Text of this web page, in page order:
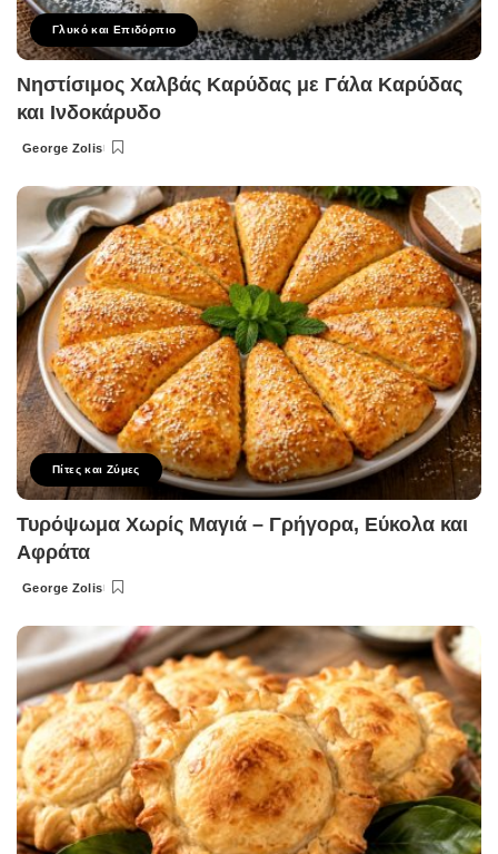
Γλυκό και Επιδόρπιο
Νηστίσιμος Χαλβάς Καρύδας με Γάλα Καρύδας
και Ινδοκάρυδο
Posted
George Zolis
Πίτες και Ζύμες
Τυρόψωμα Χωρίς Μαγιά – Γρήγορα, Εύκολα και
Αφράτα
Posted
George Zolis